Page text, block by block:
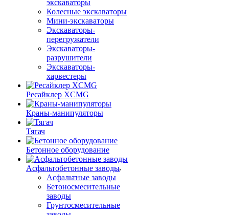
экскаваторы
Колесные экскаваторы
Мини-экскаваторы
Экскаваторы-
перегружатели
Экскаваторы-
разрушители
Экскаваторы-
харвестеры
Ресайклер XCMG
Краны-манипуляторы
Тягач
Бетонное оборудование
Асфальтобетонные заводы
Асфальтные заводы
Бетоносмесительные
заводы
Грунтосмесительные